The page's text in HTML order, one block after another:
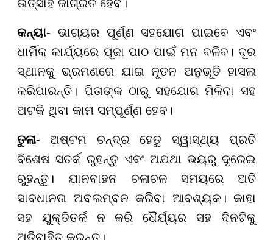
ଉତ୍ସାହ ଜାଗ୍ରତ ହେବ।
କନ୍ୟା- ଭାଗ୍ୟର ପୂର୍ଣ୍ଣ ସହଯୋଗ ପାଇବେ ଏବଂ
ଧାର୍ମିକ କାର୍ଯ୍ୟରେ ପୂଜା ପାଠ ପାଇଁ ମନ ବଳିବ। ଦୂର
ସ୍ଥାନକୁ ଭ୍ରମଣରେ ଯାଇ ନୂତନ ଅନୁଭୂତି ହାସଲ
କରିପାରନ୍ତି। ପିତାଙ୍କ ଠାରୁ ସହଯୋଗ ମିଳିବା ସହ
ଅଟକି ଥିବା କାମ ସମ୍ପୂର୍ଣ୍ଣ ହେବ।
ତୁଳା- ଅଷ୍ଟମ ଚନ୍ଦ୍ର ହେତୁ ସ୍ୱାସ୍ଥ୍ୟ ପ୍ରତି
ବିଶେଷ ସତର୍କ ରୁହନ୍ତୁ ଏବଂ ଅଯଥା ଭୟରୁ ଦୂରେଇ
ରୁହନ୍ତୁ। ଯାନବାହନ ଚଳାଚଳ ସମୟରେ ଅତି
ସାବଧାନତା ଅବଲମ୍ବନ କରିବା ଆବଶ୍ୟକ। କାହା
ସହ ଯୁକ୍ତିତର୍କ ନ କରି ଧୈର୍ଯ୍ୟର ସହ ଦିନଟିକୁ
ଅତିବାହିତ କରନ୍ତୁ।